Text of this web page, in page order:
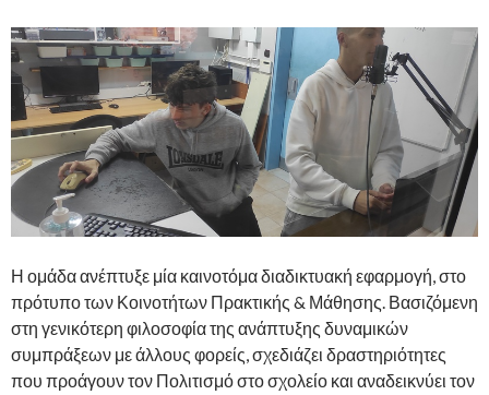
Η ομάδα ανέπτυξε μία καινοτόμα διαδικτυακή εφαρμογή, στο
πρότυπο των Κοινοτήτων Πρακτικής & Μάθησης. Βασιζόμενη
στη γενικότερη φιλοσοφία της ανάπτυξης δυναμικών
συμπράξεων με άλλους φορείς, σχεδιάζει δραστηριότητες
που προάγουν τον Πολιτισμό στο σχολείο και αναδεικνύει τον